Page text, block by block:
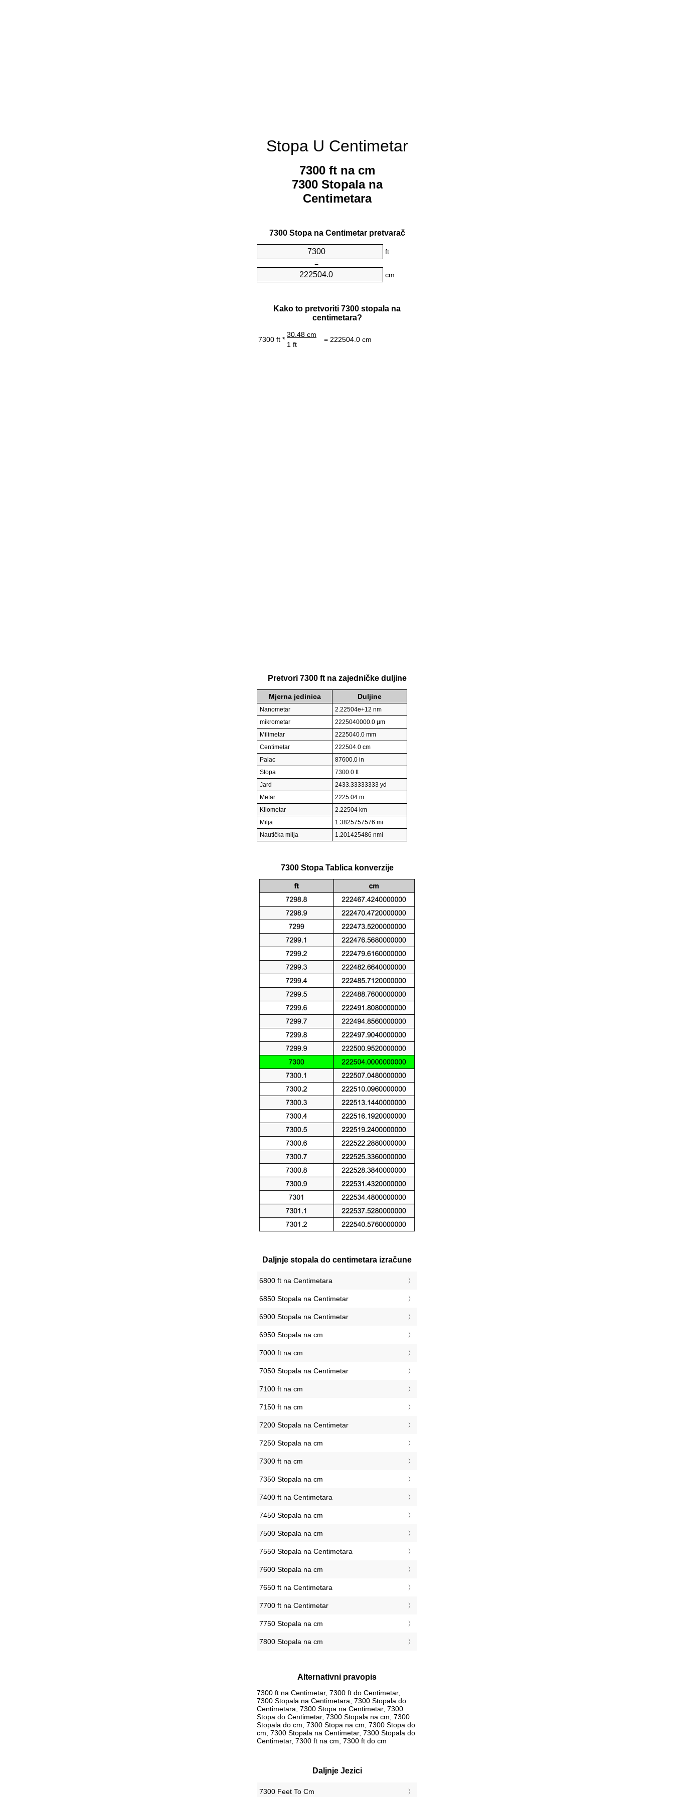
Stopa U Centimetar
7300 ft na cm
7300 Stopala na
Centimetara
7300 Stopa na Centimetar pretvarač
ft
=
cm
Kako to pretvoriti 7300 stopala na
centimetara?
7300 ft *
30.48 cm
= 222504.0 cm
1 ft
Pretvori 7300 ft na zajedničke duljine
Mjerna jedinica Duljine
Nanometar
2.22504e+12 nm
mikrometar
2225040000.0 µm
Milimetar
2225040.0 mm
Centimetar
222504.0 cm
Palac
87600.0 in
Stopa
7300.0 ft
Jard
2433.33333333 yd
Metar
2225.04 m
Kilometar
2.22504 km
Milja
1.3825757576 mi
Nautička milja
1.201425486 nmi
7300 Stopa Tablica konverzije
Daljnje stopala do centimetara izračune
6800 ft na Centimetara
6850 Stopala na Centimetar
6900 Stopala na Centimetar
6950 Stopala na cm
7000 ft na cm
7050 Stopala na Centimetar
7100 ft na cm
7150 ft na cm
7200 Stopala na Centimetar
7250 Stopala na cm
7300 ft na cm
7350 Stopala na cm
7400 ft na Centimetara
7450 Stopala na cm
7500 Stopala na cm
7550 Stopala na Centimetara
7600 Stopala na cm
7650 ft na Centimetara
7700 ft na Centimetar
7750 Stopala na cm
7800 Stopala na cm
Alternativni pravopis
7300 ft na Centimetar, 7300 ft do Centimetar,
7300 Stopala na Centimetara, 7300 Stopala do
Centimetara, 7300 Stopa na Centimetar, 7300
Stopa do Centimetar, 7300 Stopala na cm, 7300
Stopala do cm, 7300 Stopa na cm, 7300 Stopa do
cm, 7300 Stopala na Centimetar, 7300 Stopala do
Centimetar, 7300 ft na cm, 7300 ft do cm
Daljnje Jezici
‎7300 Feet To Cm